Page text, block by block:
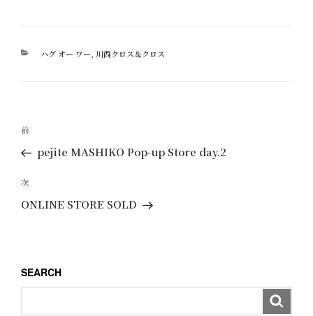
カ
ハグ オー ワー 川西クロス＆クロス
投
ナ
ビ
ゲ
ン
過
去
投
稿
前
pejite MASHIKO Pop-up Store day.2
次
の
次
ONLINE STORE SOLD
SEARCH